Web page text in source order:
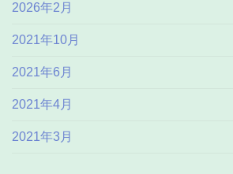
2026年2月
2021年10月
2021年6月
2021年4月
2021年3月